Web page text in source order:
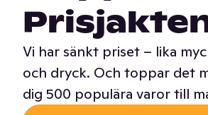
Vi har sänkt priset – lika
och dryck. Och toppar det
dig 500 populära varor till